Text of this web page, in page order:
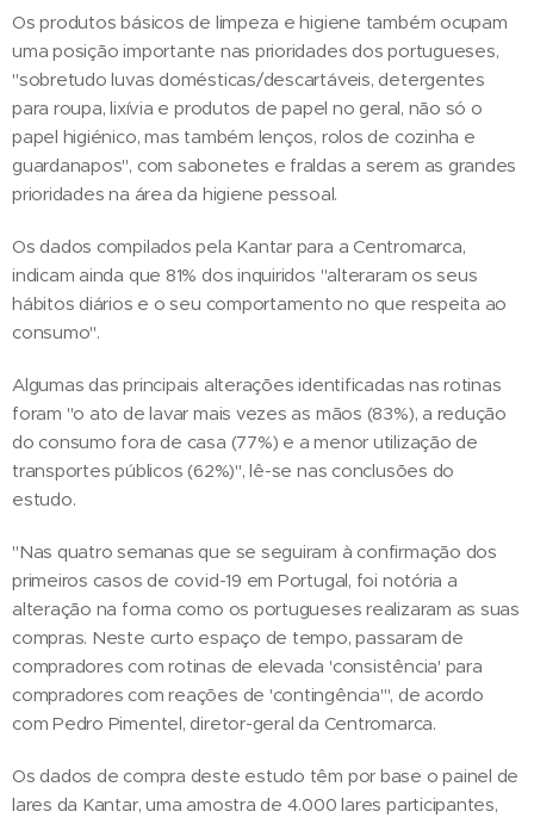
Os produtos básicos de limpeza e higiene também ocupam
uma posição importante nas prioridades dos portugueses,
"sobretudo luvas domésticas/descartáveis, detergentes
para roupa, lixívia e produtos de papel no geral, não só o
papel higiénico, mas também lenços, rolos de cozinha e
guardanapos", com sabonetes e fraldas a serem as grandes
prioridades na área da higiene pessoal.
Os dados compilados pela Kantar para a Centromarca,
indicam ainda que 81% dos inquiridos "alteraram os seus
hábitos diários e o seu comportamento no que respeita ao
consumo".
Algumas das principais alterações identificadas nas rotinas
foram "o ato de lavar mais vezes as mãos (83%), a redução
do consumo fora de casa (77%) e a menor utilização de
transportes públicos (62%)", lê-se nas conclusões do
estudo.
"Nas quatro semanas que se seguiram à confirmação dos
primeiros casos de covid-19 em Portugal, foi notória a
alteração na forma como os portugueses realizaram as suas
compras. Neste curto espaço de tempo, passaram de
compradores com rotinas de elevada 'consistência' para
compradores com reações de 'contingência'", de acordo
com Pedro Pimentel, diretor-geral da Centromarca.
Os dados de compra deste estudo têm por base o painel de
lares da Kantar, uma amostra de 4.000 lares participantes,